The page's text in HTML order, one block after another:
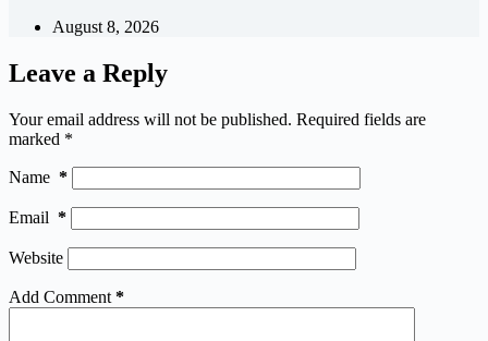
August 8, 2026
Leave a Reply
Your email address will not be published. Required fields are
marked *
Name *
Email *
Website
Add Comment *